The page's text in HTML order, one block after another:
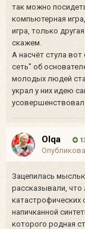
так можно
компьютерная
игра, только
скажем.
А насчёт стула
сеть" об
молодых людей
украл у них идею
усовершенствовал
Olqa
Зацепилась
рассказывали,
катастрофических
напичканной
которого родная